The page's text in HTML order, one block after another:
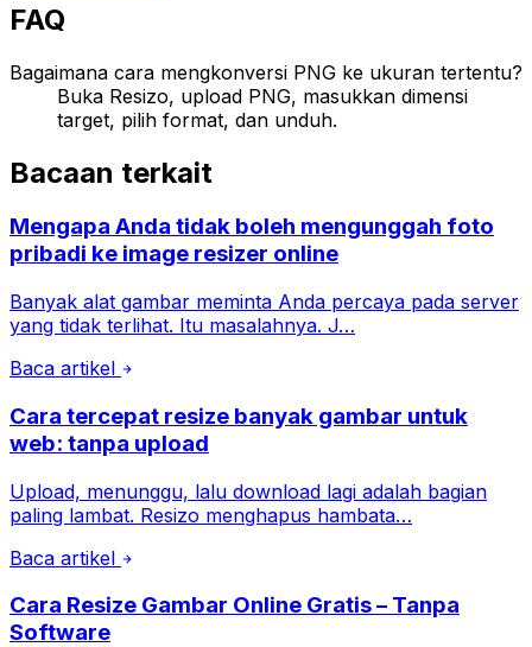
FAQ
Bagaimana cara mengkonversi PNG ke ukuran tertentu?
Buka Resizo, upload PNG, masukkan dimensi
target, pilih format, dan unduh.
Bacaan terkait
Mengapa Anda tidak boleh mengunggah foto
pribadi ke image resizer online
Banyak alat gambar meminta Anda percaya pada server
yang tidak terlihat. Itu masalahnya. J…
Baca artikel
Cara tercepat resize banyak gambar untuk
web: tanpa upload
Upload, menunggu, lalu download lagi adalah bagian
paling lambat. Resizo menghapus hambata…
Baca artikel
Cara Resize Gambar Online Gratis – Tanpa
Software